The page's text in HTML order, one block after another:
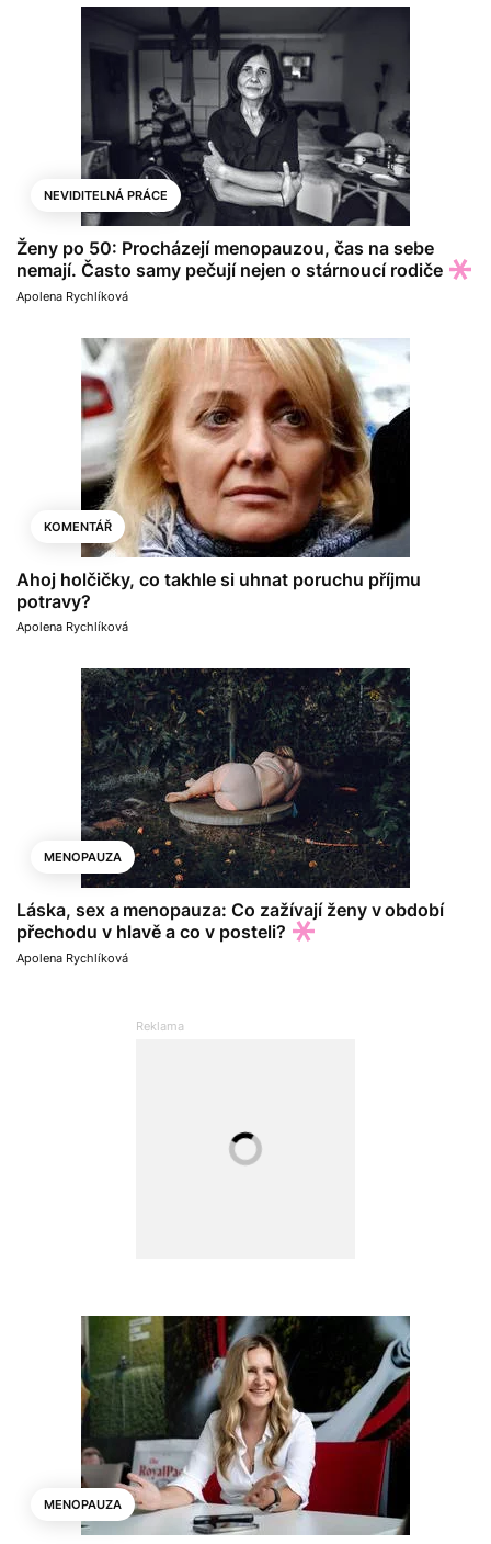
NEVIDITELNÁ PRÁCE
Ženy po 50: Procházejí menopauzou, čas na sebe
nemají. Často samy pečují nejen o stárnoucí rodiče
Apolena Rychlíková
KOMENTÁŘ
Ahoj holčičky, co takhle si uhnat poruchu příjmu
potravy?
Apolena Rychlíková
MENOPAUZA
Láska, sex a menopauza: Co zažívají ženy v období
přechodu v hlavě a co v posteli?
Apolena Rychlíková
MENOPAUZA